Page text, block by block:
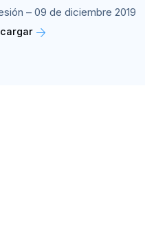
– 09 de diciembre 2019